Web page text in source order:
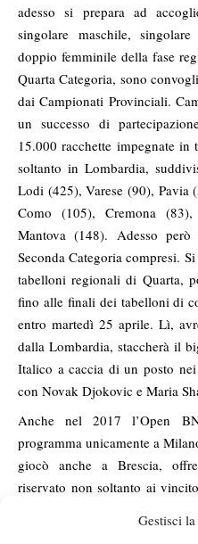
Gestisci
adesso si prepara ad
singolare maschile,
doppio femminile della fase
Quarta Categoria, sono
dai Campionati Provinciali.
un successo di
15.000 racchette impegnate
soltanto in Lombardia,
Lodi (425), Varese (90), Pavia
Como (105), Cremona
Mantova (148). Adesso
Seconda Categoria compresi.
tabelloni regionali di Quarta,
fino alle finali dei tabelloni di
entro martedì 25 aprile. Lì,
dalla Lombardia, staccherà il
Italico a caccia di un posto
con Novak Djokovic e Maria
Anche nel 2017 l’Open
programma unicamente a
giocò anche a Brescia,
riservato non soltanto ai
maschile 550€ (di cui 200 al